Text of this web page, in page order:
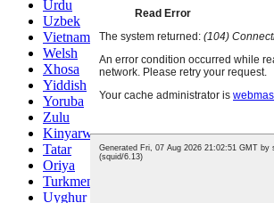
Urdu
Uzbek
Vietnamese
Welsh
Xhosa
Yiddish
Yoruba
Zulu
Kinyarwanda
Tatar
Oriya
Turkmen
Uyghur